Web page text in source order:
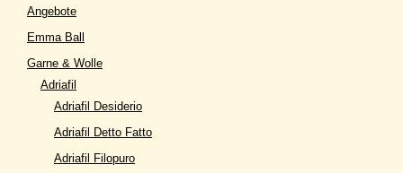
Angebote
Emma Ball
Garne & Wolle
Adriafil
Adriafil Desiderio
Adriafil Detto Fatto
Adriafil Filopuro